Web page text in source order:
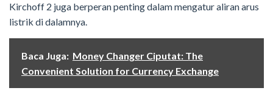
Kirchoff 2 juga berperan penting dalam mengatur aliran arus
listrik di dalamnya.
Baca Juga: Money Changer Ciputat: The
Convenient Solution for Currency Exchange